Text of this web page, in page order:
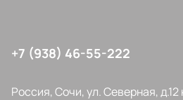
+7 (938) 46-55-222
Россия, Сочи, ул. Северная, д.12